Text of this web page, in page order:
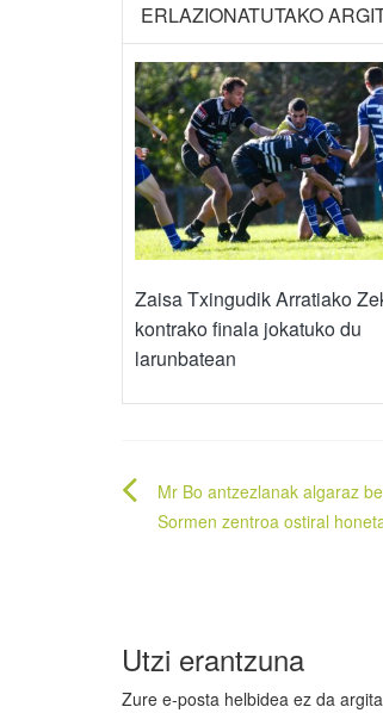
ERLAZIONATUTAKO
Zaisa Txingudik Arratiako
kontrako finala jokatuko du
larunbatean
Bidalketetan
zehar
Mr Bo antzezlanak algaraz
Sormen zentroa ostiral
Utzi erantzuna
Zure e-posta helbidea ez da